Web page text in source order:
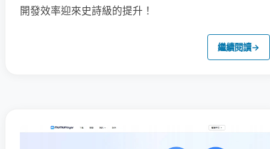
開發效率迎來史詩級的提升！
繼續閱讀→